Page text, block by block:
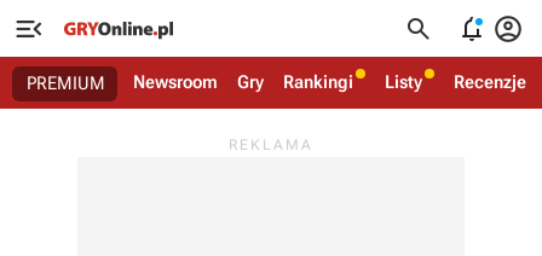
   
PREMIUM Newsroom Gry Rankingi Listy Recenzje